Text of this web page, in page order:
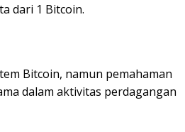
dari 1 Bitcoin.
Bitcoin, namun pemahaman
dalam aktivitas perdagangan